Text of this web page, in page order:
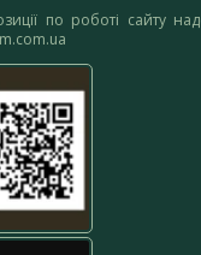
по роботі сайту